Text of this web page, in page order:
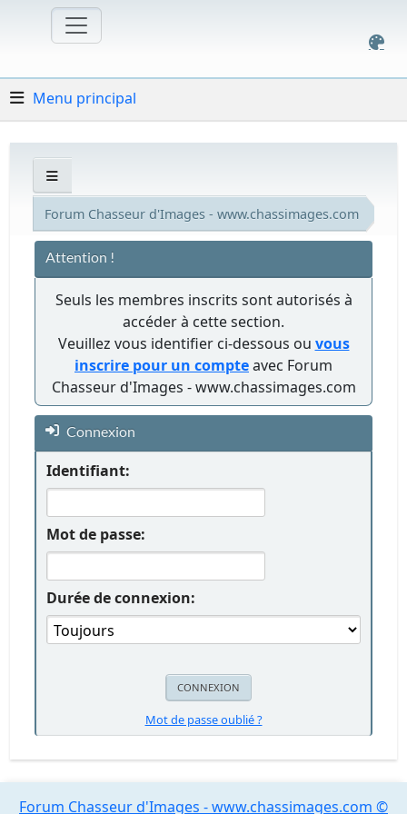
Menu principal
Forum Chasseur d'Images - www.chassimages.com
Attention !
Seuls les membres inscrits sont autorisés à
accéder à cette section.
Veuillez vous identifier ci-dessous ou vous
inscrire pour un compteavec Forum
Chasseur d'Images - www.chassimages.com
Connexion
Identifiant:
Mot de passe:
Durée de connexion:
Mot de passe oublié ?
Forum Chasseur d'Images - www.chassimages.com ©